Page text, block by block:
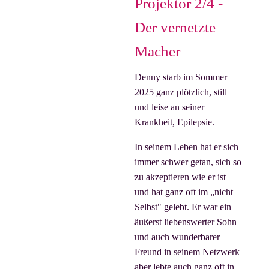
Der vernetzte
Macher
Denny starb im Sommer
2025 ganz plötzlich, still
und leise an seiner
Krankheit, Epilepsie.
In seinem Leben hat er sich
immer schwer getan, sich so
zu akzeptieren wie er ist
und hat ganz oft im „nicht
Selbst" gelebt. Er war ein
äußerst liebenswerter Sohn
und auch wunderbarer
Freund in seinem Netzwerk
aber lebte auch ganz oft in